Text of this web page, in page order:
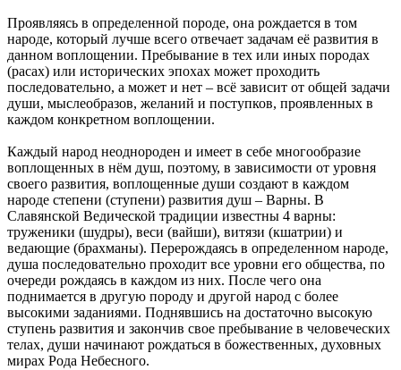
Проявляясь в определенной породе, она рождается в том
народе, который лучше всего отвечает задачам её развития в
данном воплощении. Пребывание в тех или иных породах
(расах) или исторических эпохах может проходить
последовательно, а может и нет – всё зависит от общей задачи
души, мыслеобразов, желаний и поступков, проявленных в
каждом конкретном воплощении.
Каждый народ неоднороден и имеет в себе многообразие
воплощенных в нём душ, поэтому, в зависимости от уровня
своего развития, воплощенные души создают в каждом
народе степени (ступени) развития душ – Варны. В
Славянской Ведической традиции известны 4 варны:
труженики (шудры), веси (вайши), витязи (кшатрии) и
ведающие (брахманы). Перерождаясь в определенном народе,
душа последовательно проходит все уровни его общества, по
очереди рождаясь в каждом из них. После чего она
поднимается в другую породу и другой народ с более
высокими заданиями. Поднявшись на достаточно высокую
ступень развития и закончив свое пребывание в человеческих
телах, души начинают рождаться в божественных, духовных
мирах Рода Небесного.